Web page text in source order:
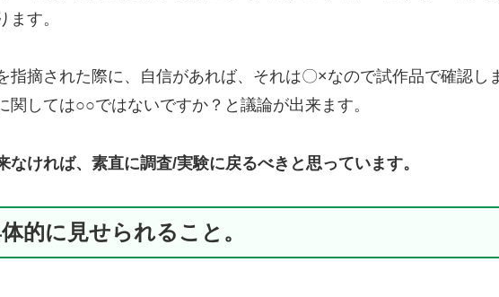
す。
摘された際に、自信があれば、それは〇×なので試作品で確認し
関しては○○ではないですか？と議論が出来ます。
なければ、素直に調査/実験に戻るべきと思っています。
的に見せられること。